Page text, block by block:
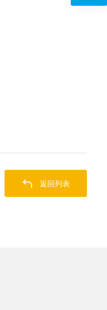
返回列表